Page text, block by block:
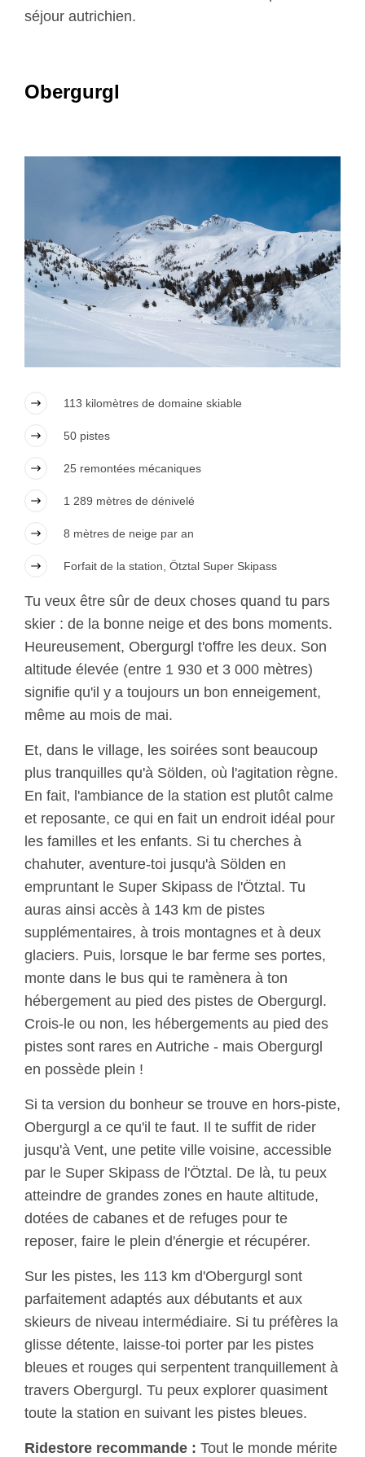
séjour autrichien.
Obergurgl
113 kilomètres de domaine skiable
50 pistes
25 remontées mécaniques
1 289 mètres de dénivelé
8 mètres de neige par an
Forfait de la station, Ötztal Super Skipass
Tu veux être sûr de deux choses quand tu pars
skier : de la bonne neige et des bons moments.
Heureusement, Obergurgl t'offre les deux. Son
altitude élevée (entre 1 930 et 3 000 mètres)
signifie qu'il y a toujours un bon enneigement,
même au mois de mai.
Et, dans le village, les soirées sont beaucoup
plus tranquilles qu'à Sölden, où l'agitation règne.
En fait, l'ambiance de la station est plutôt calme
et reposante, ce qui en fait un endroit idéal pour
les familles et les enfants. Si tu cherches à
chahuter, aventure-toi jusqu'à Sölden en
empruntant le Super Skipass de l'Ötztal. Tu
auras ainsi accès à 143 km de pistes
supplémentaires, à trois montagnes et à deux
glaciers. Puis, lorsque le bar ferme ses portes,
monte dans le bus qui te ramènera à ton
hébergement au pied des pistes de Obergurgl.
Crois-le ou non, les hébergements au pied des
pistes sont rares en Autriche - mais Obergurgl
en possède plein !
Si ta version du bonheur se trouve en hors-piste,
Obergurgl a ce qu'il te faut. Il te suffit de rider
jusqu'à Vent, une petite ville voisine, accessible
par le Super Skipass de l'Ötztal. De là, tu peux
atteindre de grandes zones en haute altitude,
dotées de cabanes et de refuges pour te
reposer, faire le plein d'énergie et récupérer.
Sur les pistes, les 113 km d'Obergurgl sont
parfaitement adaptés aux débutants et aux
skieurs de niveau intermédiaire. Si tu préfères la
glisse détente, laisse-toi porter par les pistes
bleues et rouges qui serpentent tranquillement à
travers Obergurgl. Tu peux explorer quasiment
toute la station en suivant les pistes bleues.
Ridestore recommande : Tout le monde mérite